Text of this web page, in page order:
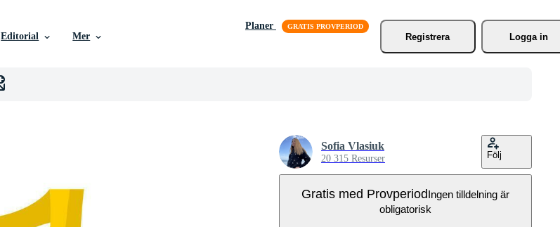
Editorial Mer
Planer
Registrera
Logga in
Sofia Vlasiuk
20 315 Resurser Följ
Gratis med ProvperiodIngen tilldelning är
obligatorisk